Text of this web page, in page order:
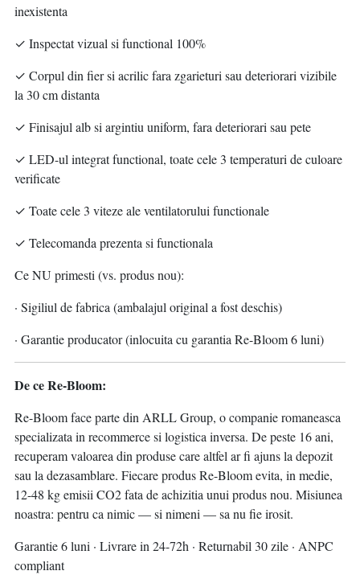
inexistenta
✓ Inspectat vizual si functional 100%
✓ Corpul din fier si acrilic fara zgarieturi sau deteriorari vizibile
la 30 cm distanta
✓ Finisajul alb si argintiu uniform, fara deteriorari sau pete
✓ LED-ul integrat functional, toate cele 3 temperaturi de culoare
verificate
✓ Toate cele 3 viteze ale ventilatorului functionale
✓ Telecomanda prezenta si functionala
Ce NU primesti (vs. produs nou):
· Sigiliul de fabrica (ambalajul original a fost deschis)
· Garantie producator (inlocuita cu garantia Re-Bloom 6 luni)
De ce Re-Bloom:
Re-Bloom face parte din ARLL Group, o companie romaneasca
specializata in recommerce si logistica inversa. De peste 16 ani,
recuperam valoarea din produse care altfel ar fi ajuns la depozit
sau la dezasamblare. Fiecare produs Re-Bloom evita, in medie,
12-48 kg emisii CO2 fata de achizitia unui produs nou. Misiunea
noastra: pentru ca nimic — si nimeni — sa nu fie irosit.
Garantie 6 luni · Livrare in 24-72h · Returnabil 30 zile · ANPC
compliant